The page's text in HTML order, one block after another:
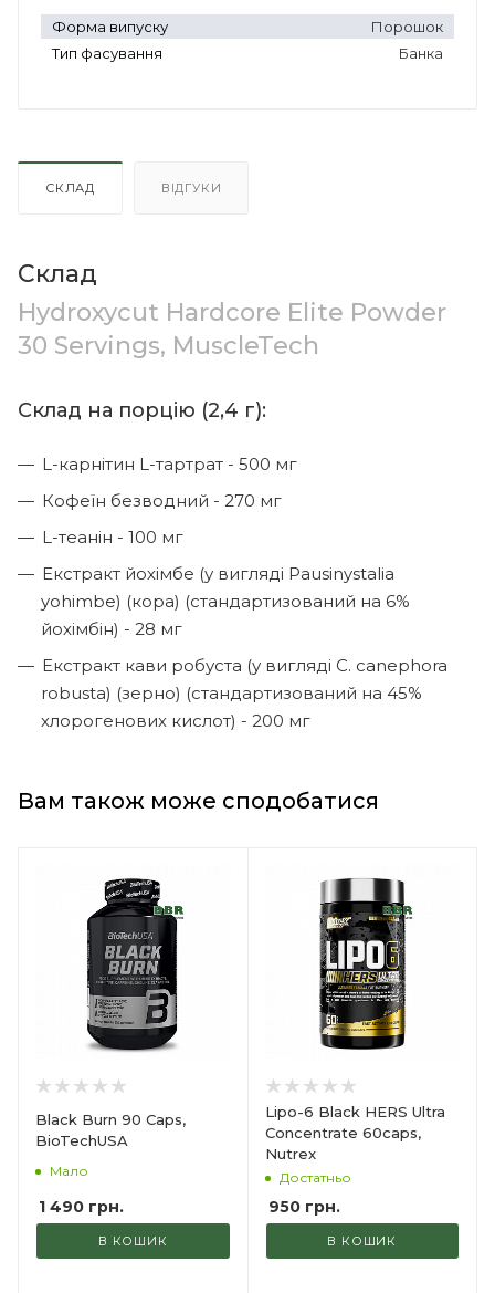
Форма випуску
Порошок
Тип фасування
Банка
СКЛАД ВІДГУКИ
Склад
Hydroxycut Hardcore Elite Powder
30 Servings, MuscleTech
Склад на порцію (2,4 г):
L-карнітин L-тартрат - 500 мг
Кофеїн безводний - 270 мг
L-теанін - 100 мг
Екстракт йохімбе (у вигляді Pausinystalia
yohimbe) (кора) (стандартизований на 6%
йохімбін) - 28 мг
Екстракт кави робуста (у вигляді C. canephora
robusta) (зерно) (стандартизований на 45%
хлорогенових кислот) - 200 мг
Вам також може сподобатися
Black Burn 90 Caps,
BioTechUSA
Мало
1 490 грн.
В КОШИК
Lipo-6 Black HERS Ultra
Concentrate 60caps,
Nutrex
Достатньо
950грн.
В КОШИК